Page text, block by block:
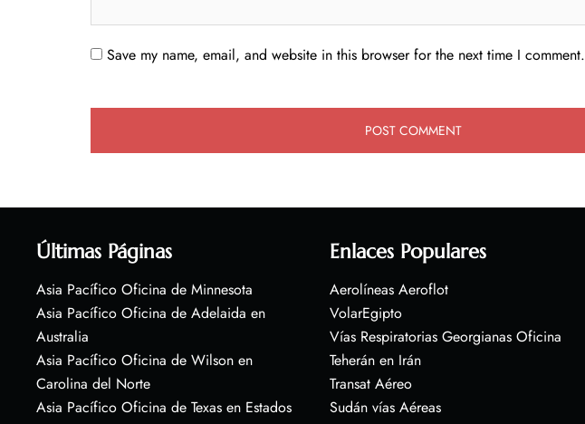
Save my name, email, and website in this browser for the next time I comment.
Últimas Páginas
Asia Pacífico Oficina de Minnesota
Asia Pacífico Oficina de Adelaida en
Australia
Asia Pacífico Oficina de Wilson en
Carolina del Norte
Asia Pacífico Oficina de Texas en Estados
Enlaces Populares
Aerolíneas Aeroflot
VolarEgipto
Vías Respiratorias Georgianas Oficina
Teherán en Irán
Transat Aéreo
Sudán vías Aéreas